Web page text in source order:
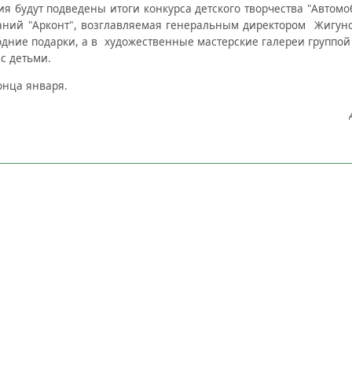
будут подведены итоги конкурса детского творчества
"Арконт", возглавляемая генеральным директором
подарки, а в художественные мастерские галереи
детьми.
января.